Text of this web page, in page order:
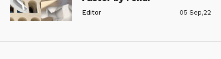
Editor 05 Sep,22